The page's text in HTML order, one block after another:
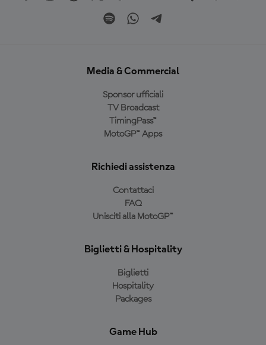
Media & Commercial
Sponsor ufficiali
TV Broadcast
TimingPass™
MotoGP™ Apps
Richiedi assistenza
Contattaci
FAQ
Unisciti alla MotoGP™
Biglietti & Hospitality
Biglietti
Hospitality
Packages
Game Hub